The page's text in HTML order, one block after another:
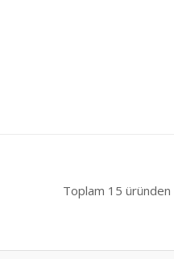
Toplam 15 üründen